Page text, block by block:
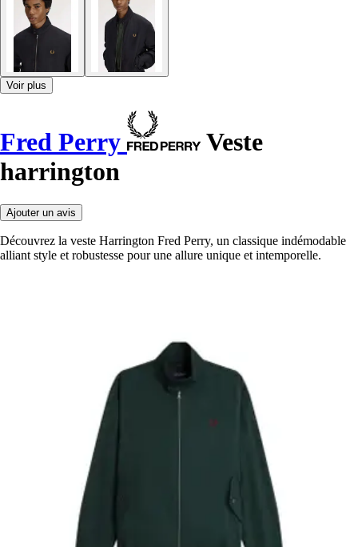
Voir plus
Fred Perry
Veste
harrington
Ajouter un avis
Découvrez la veste Harrington Fred Perry, un classique indémodable
alliant style et robustesse pour une allure unique et intemporelle.